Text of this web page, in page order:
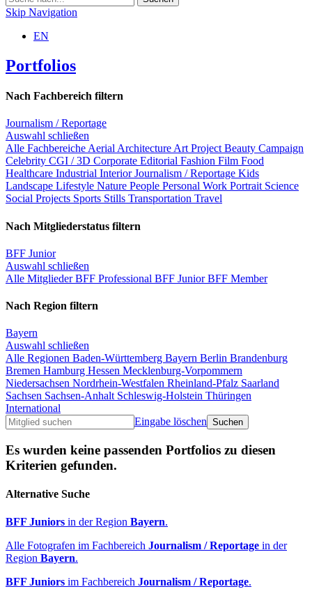
Skip Navigation
EN
Portfolios
Nach Fachbereich filtern
Journalism / Reportage
Auswahl schließen
Alle Fachbereiche Aerial Architecture Art Project Beauty Campaign
Celebrity CGI / 3D Corporate Editorial Fashion Film Food
Healthcare Industrial InteriorJournalism / Reportage Kids
Landscape Lifestyle Nature People Personal Work Portrait Science
Social Projects Sports Stills Transportation Travel
Nach Mitgliederstatus filtern
BFF Junior
Auswahl schließen
Alle MitgliederBFF Professional BFF JuniorBFF Member
Nach Region filtern
Bayern
Auswahl schließen
Alle Regionen Baden-Württemberg Bayern Berlin Brandenburg
Bremen Hamburg Hessen Mecklenburg-Vorpommern
Niedersachsen Nordrhein-Westfalen Rheinland-Pfalz Saarland
Sachsen Sachsen-Anhalt Schleswig-Holstein Thüringen
International
Eingabe löschen
Es wurden keine passenden Portfolios zu diesen
Kriterien gefunden.
Alternative Suche
BFF Juniors in der Region Bayern.
Alle Fotografen im Fachbereich Journalism / Reportage in der
Region Bayern.
BFF Juniors im Fachbereich Journalism / Reportage.